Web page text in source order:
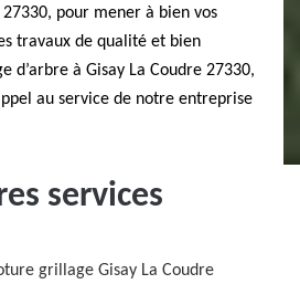
pour mener à bien vos
travaux de qualité et bien
d’arbre à Gisay La Coudre 27330,
au service de notre entreprise
services
grillage Gisay La Coudre